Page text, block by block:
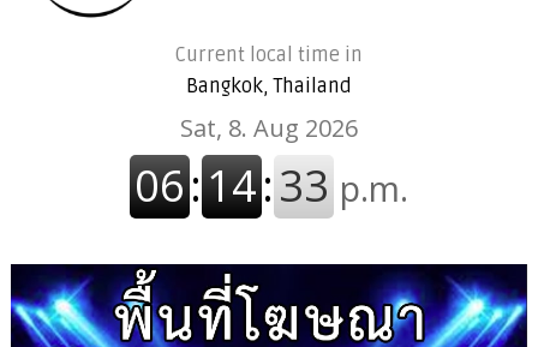
Current local time in
Bangkok, Thailand